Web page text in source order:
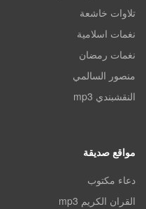
تلاوات خاشعة
نغمات اسلامية
نغمات رمضان
منصور السالمي
النقشبندي mp3
مواقع صديقة
دعاء مكتوب
القران الكريم mp3